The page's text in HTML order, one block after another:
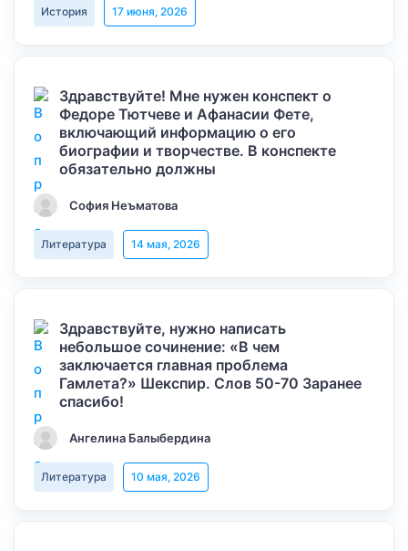
История 17 июня, 2026
Здравствуйте! Мне нужен конспект о
Федоре Тютчеве и Афанасии Фете,
включающий информацию о его
биографии и творчестве. В конспекте
обязательно должны
София Неъматова
Литература 14 мая, 2026
Здравствуйте, нужно написать
небольшое сочинение: «В чем
заключается главная проблема
Гамлета?» Шекспир. Слов 50-70 Заранее
спасибо!
Ангелина Балыбердина
Литература 10 мая, 2026